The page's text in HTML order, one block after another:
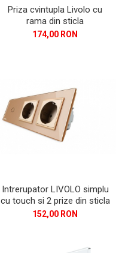
Priza cvintupla Livolo cu
rama din sticla
174,00 RON
Intrerupator LIVOLO simplu
cu touch si 2 prize din sticla
152,00 RON